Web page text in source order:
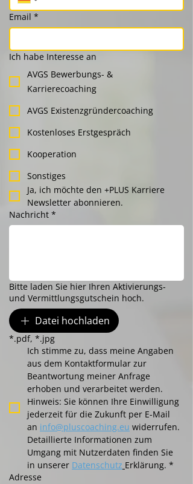
Email *
Ich habe Interesse an
AVGS Bewerbungs- &
Karrierecoaching
AVGS Existenz­gründercoaching
Kostenloses Erstgespräch
Kooperation
Sonstiges
Ja, ich möchte den +PLUS Karriere
Newsletter abonnieren.
Nachricht *
Bitte laden Sie hier Ihren Aktivierungs-
und Vermittlungsgutschein hoch.
Datei hochladen
*.pdf, *.jpg
Ich stimme zu, dass meine Angaben
aus dem Kontaktformular zur
Beantwortung meiner Anfrage
erhoben und verarbeitet werden.
Hinweis: Sie können Ihre Einwilligung
jederzeit für die Zukunft per E-Mail
an info@pluscoaching.eu widerrufen.
Detaillierte Informationen zum
Umgang mit Nutzerdaten finden Sie
in unserer Datenschutz Erklärung. *
Adresse